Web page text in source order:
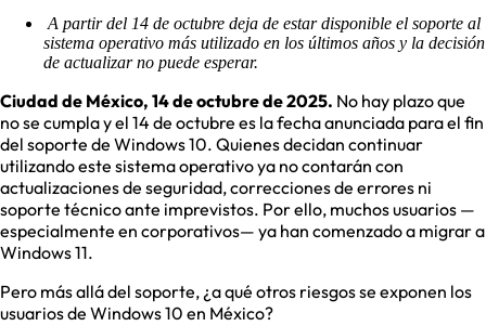
A partir del 14 de octubre deja de estar disponible el soporte al
sistema operativo más utilizado en los últimos años y la decisión
de actualizar no puede esperar.
Ciudad de México, 14 de octubre de 2025. No hay plazo que
no se cumpla y el 14 de octubre es la fecha anunciada para el fin
del soporte de Windows 10. Quienes decidan continuar
utilizando este sistema operativo ya no contarán con
actualizaciones de seguridad, correcciones de errores ni
soporte técnico ante imprevistos. Por ello, muchos usuarios —
especialmente en corporativos— ya han comenzado a migrar a
Windows 11.
Pero más allá del soporte, ¿a qué otros riesgos se exponen los
usuarios de Windows 10 en México?